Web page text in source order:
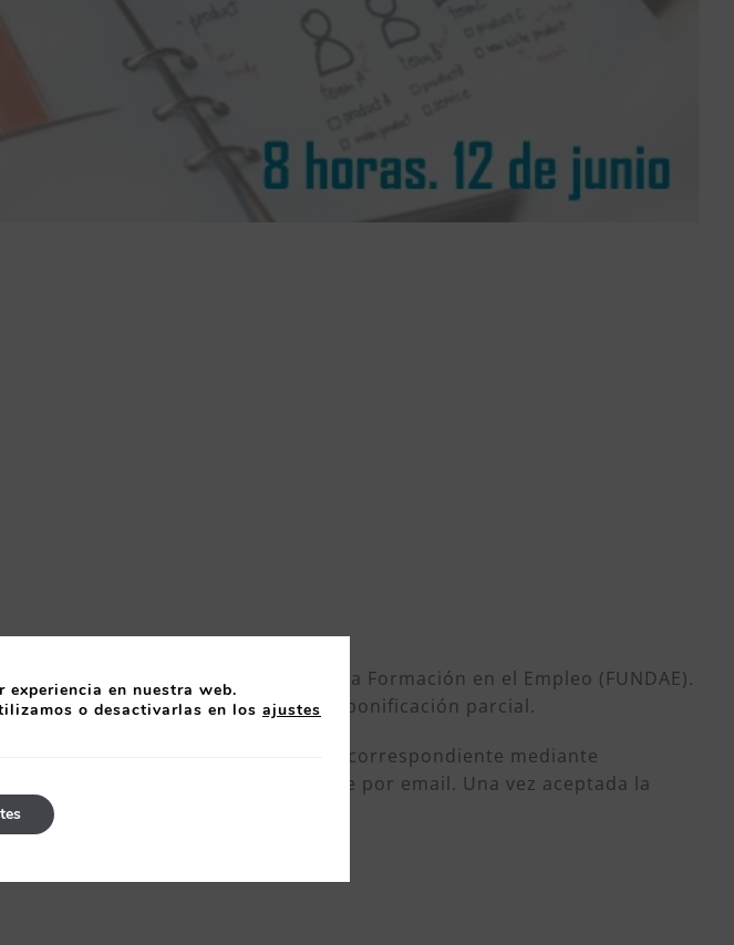
de la Fundación Estatal para la Formación en el Empleo (FUNDAE).
sólo para sus socios. NOTA: bonificación parcial.
la reserva se debe abonar la cuota correspondiente mediante
la factura que recibirá previamente por email. Una vez aceptada la
asistencia.
en nuestra web.
o desactivarlas en los ajustes